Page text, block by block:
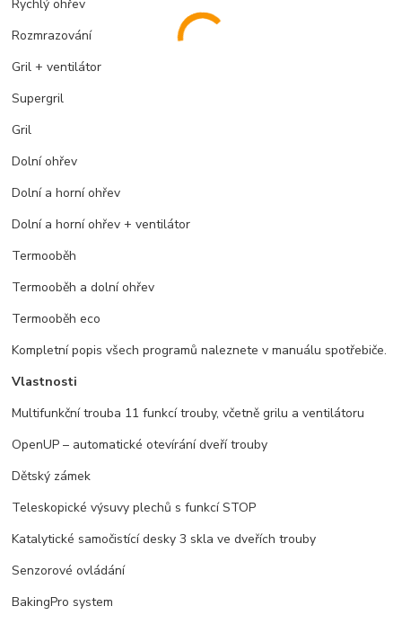
Rychlý ohřev
Rozmrazování
Gril + ventilátor
Supergril
Gril
Dolní ohřev
Dolní a horní ohřev
Dolní a horní ohřev + ventilátor
Termooběh
Termooběh a dolní ohřev
Termooběh eco
Kompletní popis všech programů naleznete v manuálu spotřebiče.
Vlastnosti
Multifunkční trouba 11 funkcí trouby, včetně grilu a ventilátoru
OpenUP – automatické otevírání dveří trouby
Dětský zámek
Teleskopické výsuvy plechů s funkcí STOP
Katalytické samočistící desky 3 skla ve dveřích trouby
Senzorové ovládání
BakingPro system